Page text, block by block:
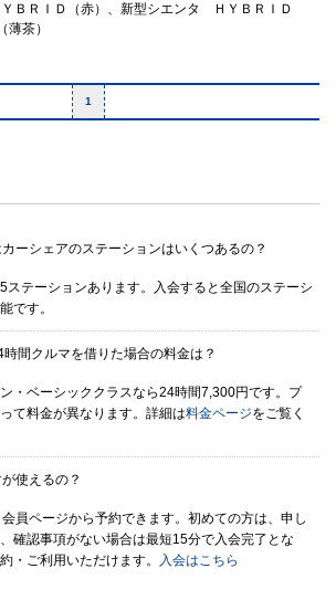
ＢＲＩＤ（赤）、新型シエンタ ＨＹＢＲＩＤ
薄茶）
1
ーシェアのステーションはいくつあるの？
ステーションあります。入会すると全国のステーシ
です。
間クルマを借りた場合の料金は？
・ベーシッククラスなら24時間7,300円です。プ
て料金が異なります。詳細は料金ページをご覧く
使えるの？
員ページから予約できます。初めての方は、申し
確認事項がない場合は最短15分で入会完了とな
・ご利用いただけます。
入会はこちら